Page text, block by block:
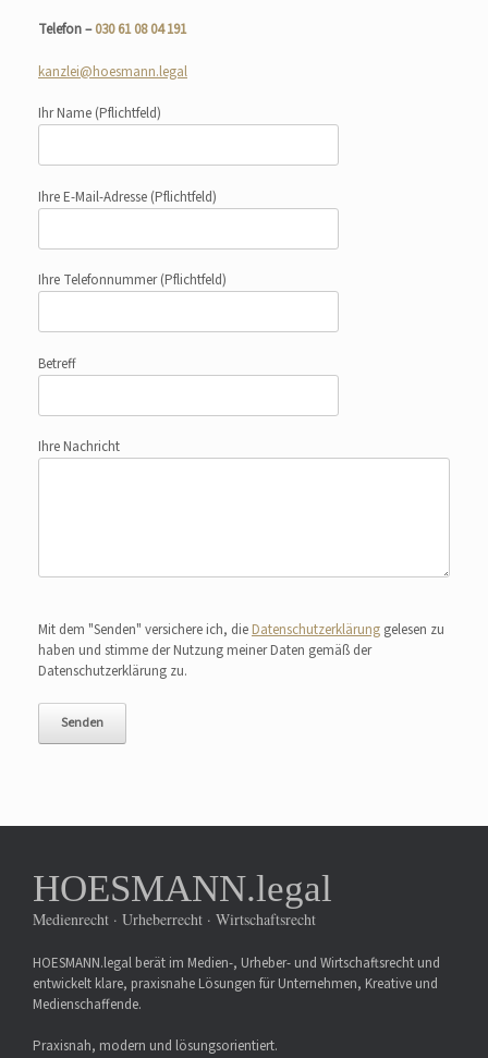
Telefon –030 61 08 04 191
kanzlei@hoesmann.legal
Ihr Name (Pflichtfeld)
Ihre E-Mail-Adresse (Pflichtfeld)
Ihre Telefonnummer(Pflichtfeld)
Betreff
Ihre Nachricht
Mit dem "Senden" versichere ich, die Datenschutzerklärung gelesen zu
haben und stimme der Nutzung meiner Daten gemäß der
Datenschutzerklärung zu.
HOESMANN.legal
Medienrecht · Urheberrecht · Wirtschaftsrecht
HOESMANN.legal berät im Medien-, Urheber- und Wirtschaftsrecht und
entwickelt klare, praxisnahe Lösungen für Unternehmen, Kreative und
Medienschaffende.
Praxisnah, modern und lösungsorientiert.